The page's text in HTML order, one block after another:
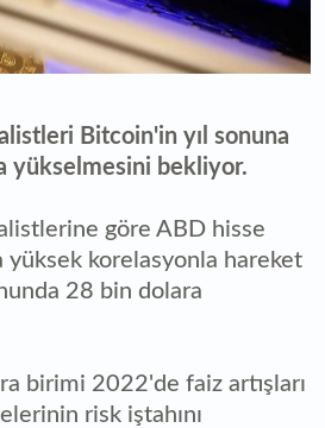
Bitcoin'in yıl sonuna
yükselmesini bekliyor.
göre ABD hisse
yüksek korelasyonla hareket
28 bin dolara
birimi 2022'de faiz artışları
risk iştahını